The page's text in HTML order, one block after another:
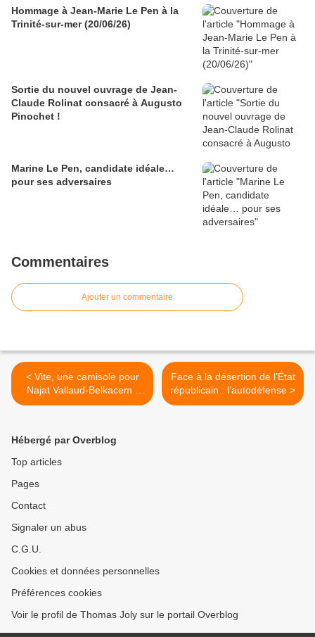
Hommage à Jean-Marie Le Pen à la
Trinité-sur-mer (20/06/26)
Sortie du nouvel ouvrage de Jean-
Claude Rolinat consacré à Augusto
Pinochet !
Marine Le Pen, candidate idéale…
pour ses adversaires
Commentaires
Ajouter un commentaire
< Vite, une camisole pour
Najat Vallaud-Belkacem !
(par Marie Delarue)
Face à la désertion de l’État
républicain : l’autodéfense >
Hébergé par Overblog
Top articles
Pages
Contact
Signaler un abus
C.G.U.
Cookies et données personnelles
Préférences cookies
Voir le profil de Thomas Joly sur le portail Overblog